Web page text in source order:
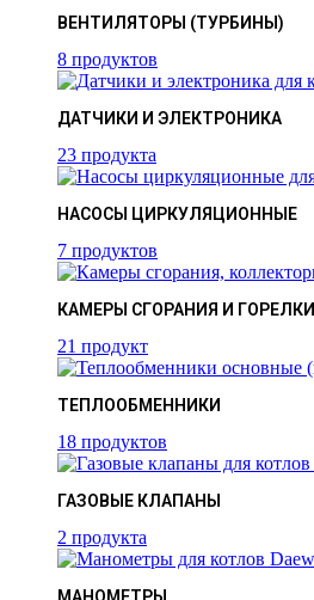
ВЕНТИЛЯТОРЫ (ТУРБИНЫ)
8 продуктов
ДАТЧИКИ И ЭЛЕКТРОНИКА
23 продукта
НАСОСЫ ЦИРКУЛЯЦИОННЫЕ
7 продуктов
КАМЕРЫ СГОРАНИЯ И ГОРЕЛКИ
21 продукт
ТЕПЛООБМЕННИКИ
18 продуктов
ГАЗОВЫЕ КЛАПАНЫ
2 продукта